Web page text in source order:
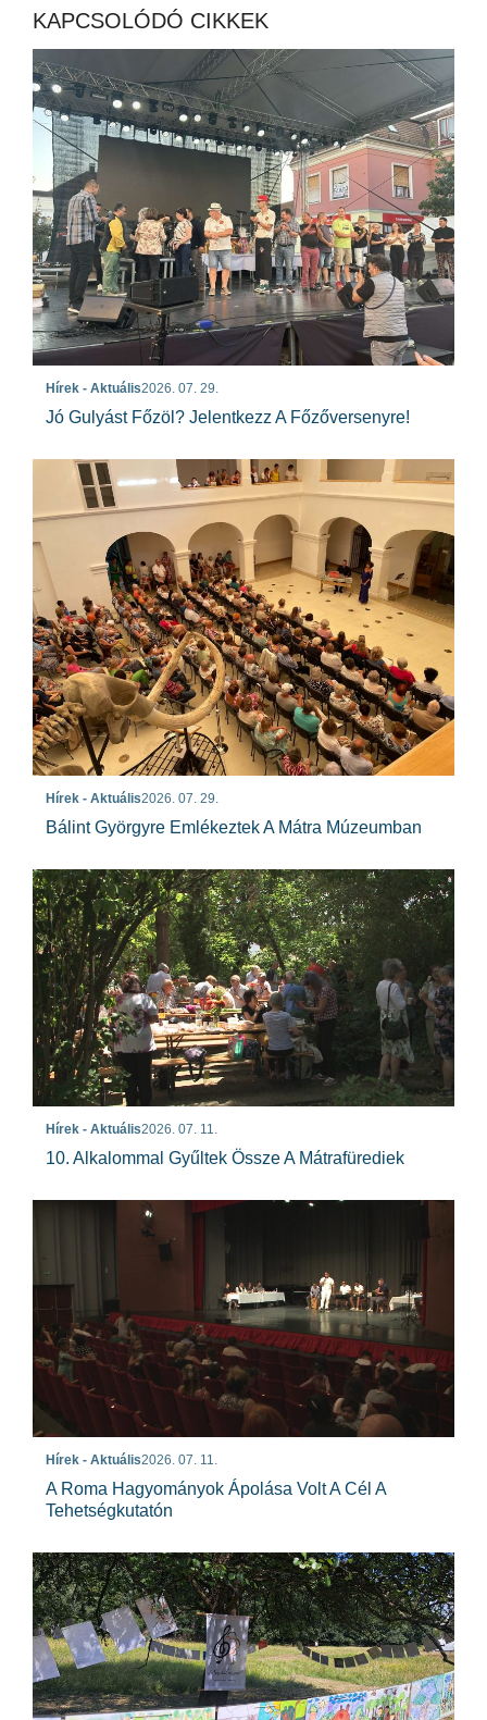
KAPCSOLÓDÓ CIKKEK
Hírek - Aktuális2026. 07. 29.
Jó Gulyást Főzöl? Jelentkezz A Főzőversenyre!
Hírek - Aktuális2026. 07. 29.
Bálint Györgyre Emlékeztek A Mátra Múzeumban
Hírek - Aktuális2026. 07. 11.
10. Alkalommal Gyűltek Össze A Mátrafürediek
Hírek - Aktuális2026. 07. 11.
A Roma Hagyományok Ápolása Volt A Cél A
Tehetségkutatón